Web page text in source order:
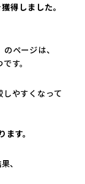
得しました。
ページは、
す。
やすくなって
す。
、